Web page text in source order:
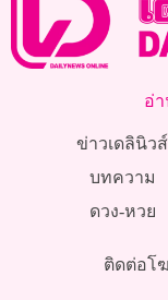
อ่
ข่าวเดลินิวส์
บทความ
ดวง-หวย
ติดต่อโ